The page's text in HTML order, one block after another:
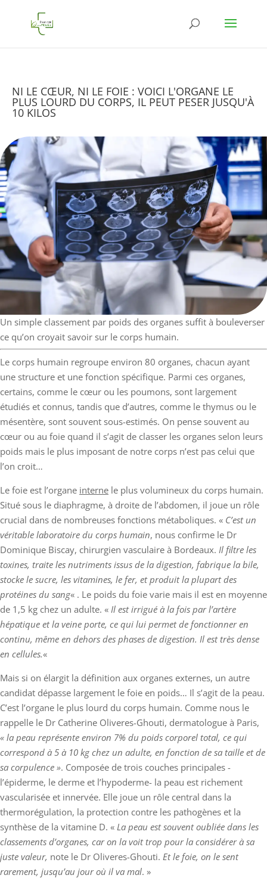
NI LE CŒUR, NI LE FOIE : VOICI L'ORGANE LE
PLUS LOURD DU CORPS, IL PEUT PESER JUSQU'À
10 KILOS
Un simple classement par poids des organes suffit à bouleverser
ce qu’on croyait savoir sur le corps humain.
Le corps humain regroupe environ 80 organes, chacun ayant
une structure et une fonction spécifique. Parmi ces organes,
certains, comme le cœur ou les poumons, sont largement
étudiés et connus, tandis que d’autres, comme le thymus ou le
mésentère, sont souvent sous-estimés. On pense souvent au
cœur ou au foie quand il s’agit de classer les organes selon leurs
poids mais le plus imposant de notre corps n’est pas celui que
l’on croit…
Le foie est l’organe interne le plus volumineux du corps humain.
Situé sous le diaphragme, à droite de l’abdomen, il joue un rôle
crucial dans de nombreuses fonctions métaboliques. « C’est un
véritable laboratoire du corps humain, nous confirme le Dr
Dominique Biscay, chirurgien vasculaire à Bordeaux. Il filtre les
toxines, traite les nutriments issus de la digestion, fabrique la bile,
stocke le sucre, les vitamines, le fer, et produit la plupart des
protéines du sang« . Le poids du foie varie mais il est en moyenne
de 1,5 kg chez un adulte. « Il est irrigué à la fois par l’artère
hépatique et la veine porte, ce qui lui permet de fonctionner en
continu, même en dehors des phases de digestion. Il est très dense
en cellules.«
Mais si on élargit la définition aux organes externes, un autre
candidat dépasse largement le foie en poids… Il s’agit de la peau.
C’est l’organe le plus lourd du corps humain. Comme nous le
rappelle le Dr Catherine Oliveres-Ghouti, dermatologue à Paris,
« la peau représente environ 7% du poids corporel total, ce qui
correspond à 5 à 10 kg chez un adulte, en fonction de sa taille et de
sa corpulence ». Composée de trois couches principales -
l’épiderme, le derme et l’hypoderme- la peau est richement
vascularisée et innervée. Elle joue un rôle central dans la
thermorégulation, la protection contre les pathogènes et la
synthèse de la vitamine D. « La peau est souvent oubliée dans les
classements d’organes, car on la voit trop pour la considérer à sa
juste valeur, note le Dr Oliveres-Ghouti. Et le foie, on le sent
rarement, jusqu’au jour où il va mal. »